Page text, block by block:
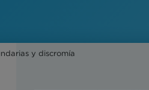
y discromía